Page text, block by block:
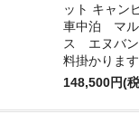
ット キャン
車中泊 マル
ス エヌバ
料掛かります
148,500円(